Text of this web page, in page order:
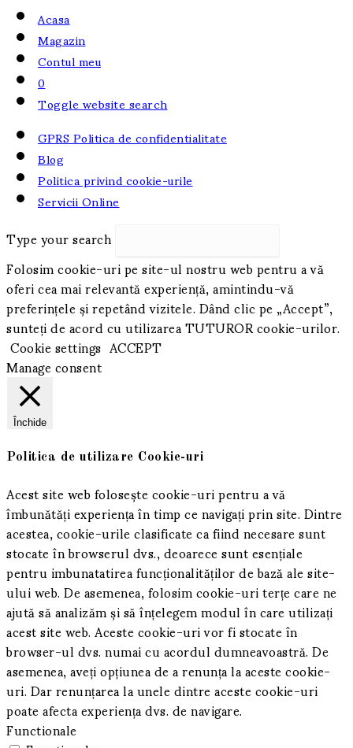
Acasa
Magazin
Contul meu
0
Toggle website search
GPRS Politica de confidentialitate
Blog
Politica privind cookie-urile
Servicii Online
Type your search
Folosim cookie-uri pe site-ul nostru web pentru a vă
oferi cea mai relevantă experiență, amintindu-vă
preferințele și repetând vizitele. Dând clic pe „Accept”,
sunteți de acord cu utilizarea TUTUROR cookie-urilor.
Cookie settings ACCEPT
Manage consent
Închide
Politica de utilizare Cookie-uri
Acest site web folosește cookie-uri pentru a vă
îmbunătăți experiența în timp ce navigați prin site.Dintre
acestea, cookie-urile clasificate ca fiind necesare sunt
stocate în browserul dvs., deoarece sunt esențiale
pentru imbunatatirea funcționalităților de bază ale site-
ului web.De asemenea, folosim cookie-uri terțe care ne
ajută să analizăm și să înțelegem modul în care utilizați
acest site web.Aceste cookie-uri vor fi stocate în
browser-ul dvs. numai cu acordul dumneavoastră.De
asemenea, aveți opțiunea de a renunța la aceste cookie-
uri.Dar renunțarea la unele dintre aceste cookie-uri
poate afecta experiența dvs. de navigare.
Functionale